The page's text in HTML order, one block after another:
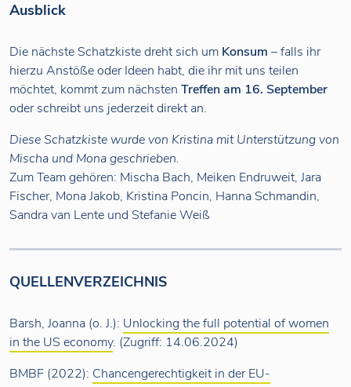
Ausblick
Die nächste Schatzkiste dreht sich um Konsum – falls ihr
hierzu Anstöße oder Ideen habt, die ihr mit uns teilen
möchtet, kommt zum nächsten Treffen am 16. September
oder schreibt uns jederzeit direkt an.
Diese Schatzkiste wurde von Kristina mit Unterstützung von
Mischa und Mona geschrieben.
Zum Team gehören: Mischa Bach, Meiken Endruweit, Jara
Fischer, Mona Jakob, Kristina Poncin, Hanna Schmandin,
Sandra van Lente und Stefanie Weiß
QUELLENVERZEICHNIS
Barsh, Joanna (o. J.): Unlocking the full potential of women
in the US economy. (Zugriff: 14.06.2024)
BMBF (2022): Chancengerechtigkeit in der EU-